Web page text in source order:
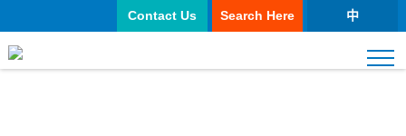
中
Search Here
Contact Us